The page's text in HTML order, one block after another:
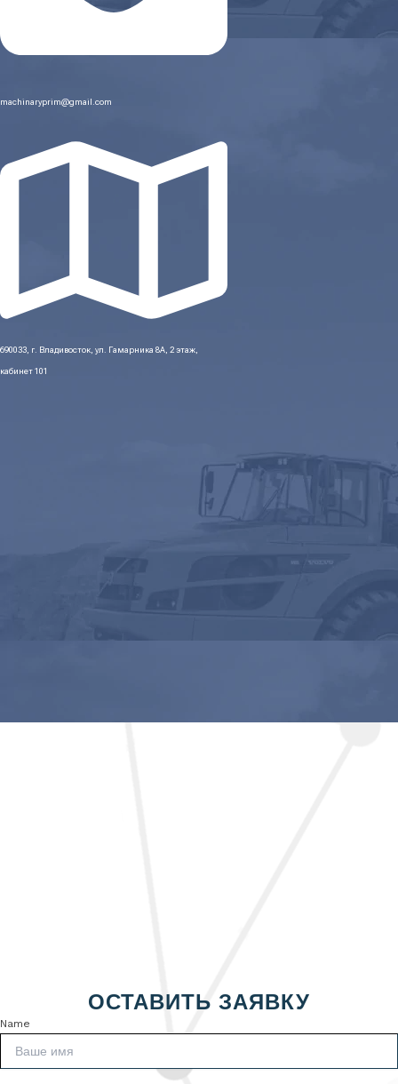
machinaryprim@gmail.com
690033, г. Владивосток, ул. Гамарника 8А, 2 этаж,
кабинет 101
ОСТАВИТЬ ЗАЯВКУ
Name